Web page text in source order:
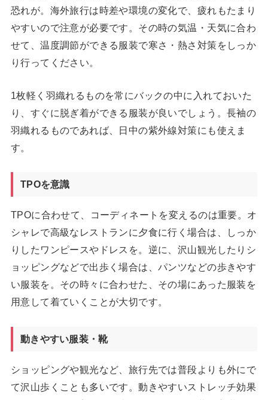
恐れが。海外旅行は時差や環境の変化で、疲れもたまり
やすいので注意が必要です。その時の気温・天気に合わ
せて、温度調節ができる服装で寒さ・熱さ対策をしっか
り行ってください。
1枚軽く羽織れるものを常にバックの中に入れておいた
り、すぐに脱ぎ着ができる服装が良いでしょう。長袖の
羽織れるものであれば、日中の紫外線対策にも使えま
す。
TPOを意識
TPOに合わせて、コーディネートを変えるのは重要。オ
シャレで高級なレストランに夕食に行く場合は、しっか
りしたワンピースやドレスを。逆に、沢山観光したりシ
ョッピングなどで出歩く場合は、パンツなどの歩きやす
い服装を。その時々に合わせた、その場にあった服装を
用意して着ていくことが大切です。
動きやすい服装・靴
ショッピングや観光など、旅行先では普段よりも外にで
て沢山歩くことも多いです。動きやすいストレッチ効果